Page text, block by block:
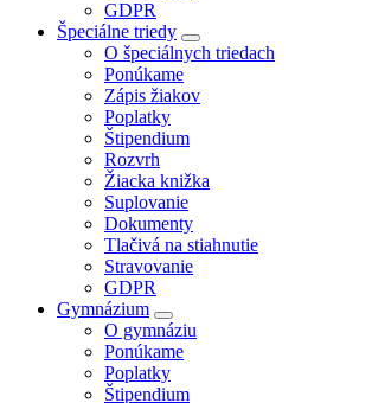
GDPR
Špeciálne triedy
O špeciálnych triedach
Ponúkame
Zápis žiakov
Poplatky
Štipendium
Rozvrh
Žiacka knižka
Suplovanie
Dokumenty
Tlačivá na stiahnutie
Stravovanie
GDPR
Gymnázium
O gymnáziu
Ponúkame
Poplatky
Štipendium